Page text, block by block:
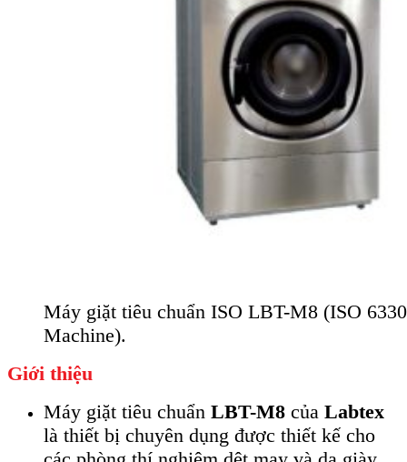
Máy giặt tiêu chuẩn ISO LBT-M8 (ISO
Machine).
Giới thiệu
Máy giặt tiêu chuẩn LBT-M8 của Labtex
là thiết bị chuyên dụng được thiết kế cho